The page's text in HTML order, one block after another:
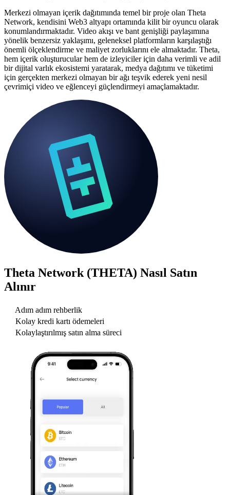
Merkezi olmayan içerik dağıtımında temel bir proje olan Theta
Network, kendisini Web3 altyapı ortamında kilit bir oyuncu olarak
konumlandırmaktadır. Video akışı ve bant genişliği paylaşımına
yönelik benzersiz yaklaşımı, geleneksel platformların karşılaştığı
önemli ölçeklendirme ve maliyet zorluklarını ele almaktadır. Theta,
hem içerik oluşturucular hem de izleyiciler için daha verimli ve adil
bir dijital varlık ekosistemi yaratarak, medya dağıtımı ve tüketimi
için gerçekten merkezi olmayan bir ağı teşvik ederek yeni nesil
çevrimiçi video ve eğlenceyi güçlendirmeyi amaçlamaktadır.
Theta Network (THETA) Nasıl Satın
Alınır
Adım adım rehberlik
Kolay kredi kartı ödemeleri
Kolaylaştırılmış satın alma süreci